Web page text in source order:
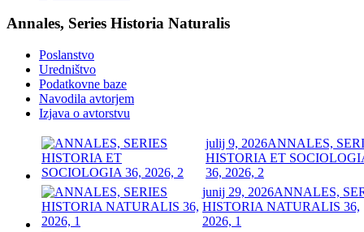
Annales, Series Historia Naturalis
Poslanstvo
Uredništvo
Podatkovne baze
Navodila avtorjem
Izjava o avtorstvu
julij 9, 2026ANNALES,
HISTORIA ET
36, 2026, 2
junij 29, 2026ANNALES,
HISTORIA NATURALIS 36,
2026, 1